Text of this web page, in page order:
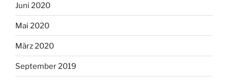
Juni 2020
Mai 2020
März 2020
September 2019